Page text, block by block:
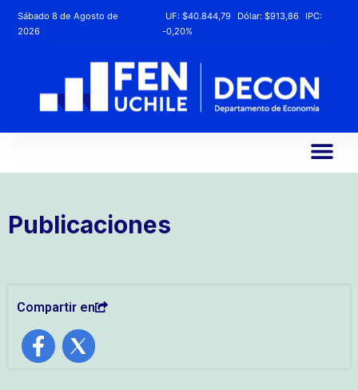
Sábado 8 de Agosto de
2026
UF:$40.844,79 Dólar:$913,86
IPC:
-0,20%
Publicaciones
Compartir en